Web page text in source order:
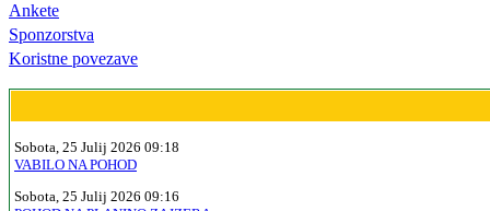
Ankete
Sponzorstva
Koristne povezave
Sobota, 25 Julij 2026 09:18
VABILO NA POHOD
Sobota, 25 Julij 2026 09:16